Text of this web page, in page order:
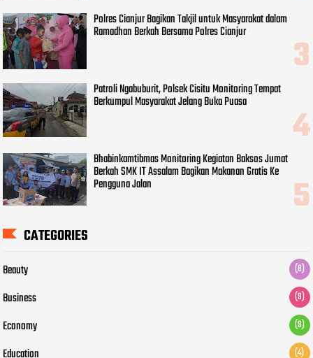
Polres Cianjur Bagikan Takjil untuk Masyarakat dalam
Ramadhan Berkah Bersama Polres Cianjur
Patroli Ngabuburit, Polsek Cisitu Monitoring Tempat
Berkumpul Masyarakat Jelang Buka Puasa
Bhabinkamtibmas Monitoring Kegiatan Baksos Jumat
Berkah SMK IT Assalam Bagikan Makanan Gratis Ke
Pengguna Jalan
CATEGORIES
Beauty (8)
Business (9)
Economy (9)
(4)